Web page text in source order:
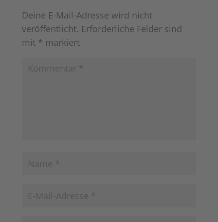
Deine E-Mail-Adresse wird nicht
veröffentlicht. Erforderliche Felder sind
mit * markiert